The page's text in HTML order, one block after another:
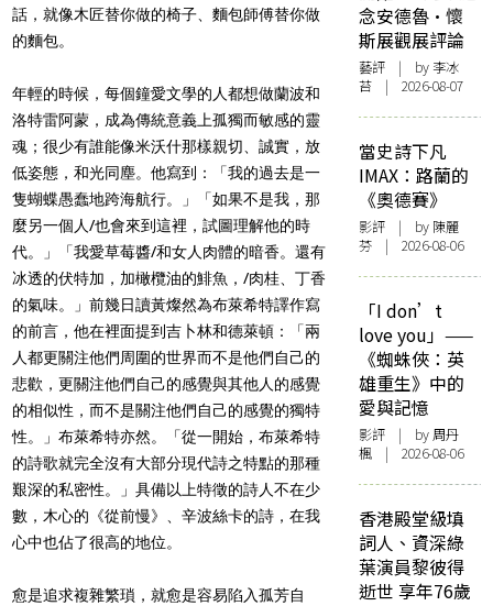
話，就像木匠替你做的椅子、麵包師傅替你做
的麵包。
年輕的時候，每個鐘愛文學的人都想做蘭波和
洛特雷阿蒙，成為傳統意義上孤獨而敏感的靈
魂；很少有誰能像米沃什那樣親切、誠實，放
低姿態，和光同塵。他寫到：「我的過去是一
隻蝴蝶愚蠢地跨海航行。」「如果不是我，那
麼另一個人/也會來到這裡，試圖理解他的時
代。」「我愛草莓醬/和女人肉體的暗香。還有
冰透的伏特加，加橄欖油的鯡魚，/肉桂、丁香
的氣味。」前幾日讀黃燦然為布萊希特譯作寫
的前言，他在裡面提到吉卜林和德萊頓：「兩
人都更關注他們周圍的世界而不是他們自己的
悲歡，更關注他們自己的感覺與其他人的感覺
的相似性，而不是關注他們自己的感覺的獨特
性。」布萊希特亦然。「從一開始，布萊希特
的詩歌就完全沒有大部分現代詩之特點的那種
艱深的私密性。」具備以上特徵的詩人不在少
數，木心的《從前慢》、辛波絲卡的詩，在我
心中也佔了很高的地位。
愈是追求複雜繁瑣，就愈是容易陷入孤芳自
念安德魯·懷
斯展觀展評論
藝評 | by 李冰
苔 | 2026-08-07
當史詩下凡
IMAX：路蘭的
《奧德賽》
影評 | by 陳麗
芬 | 2026-08-06
「I don’t
love you」——
《蜘蛛俠：英
雄重生》中的
愛與記憶
影評 | by周丹
楓 | 2026-08-06
香港殿堂級填
詞人、資深綠
葉演員黎彼得
逝世 享年76歲